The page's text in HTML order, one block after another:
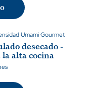
desecado -
alta cocina